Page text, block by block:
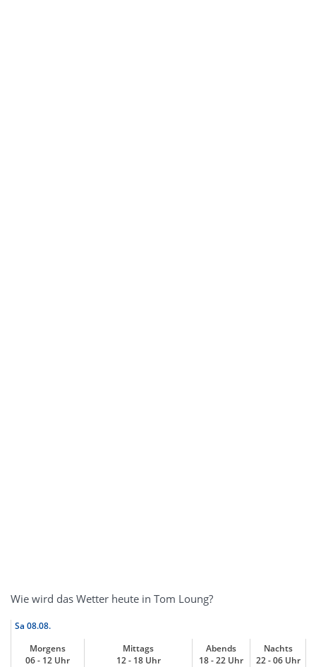
Wie wird das Wetter heute in Tom Loung?
Sa 08.08.
Morgens
06 - 12 Uhr
Mittags
12 - 18 Uhr
Abends
18 - 22 Uhr
Nachts
22 - 06 Uhr